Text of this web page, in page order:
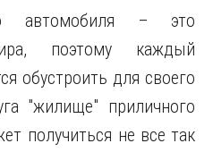
автомобиля – это
поэтому каждый
обустроить для своего
"жилище" приличного
получиться не все так